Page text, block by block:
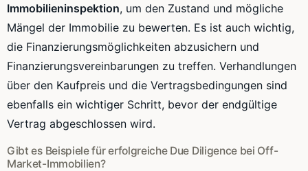
Immobilieninspektion, um den Zustand und mögliche
Mängel der Immobilie zu bewerten. Es ist auch wichtig,
die Finanzierungsmöglichkeiten abzusichern und
Finanzierungsvereinbarungen zu treffen. Verhandlungen
über den Kaufpreis und die Vertragsbedingungen sind
ebenfalls ein wichtiger Schritt, bevor der endgültige
Vertrag abgeschlossen wird.
Gibt es Beispiele für erfolgreiche Due Diligence bei Off-
Market-Immobilien?